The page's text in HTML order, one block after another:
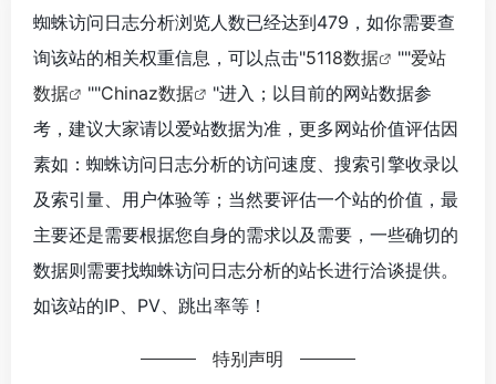
蜘蛛访问日志分析浏览人数已经达到479，如你需要查
询该站的相关权重信息，可以点击"5118数据 ""爱站
数据
""Chinaz数据
"进入；以目前的网站数据参
考，建议大家请以爱站数据为准，更多网站价值评估因
素如：蜘蛛访问日志分析的访问速度、搜索引擎收录以
及索引量、用户体验等；当然要评估一个站的价值，最
主要还是需要根据您自身的需求以及需要，一些确切的
数据则需要找蜘蛛访问日志分析的站长进行洽谈提供。
如该站的IP、PV、跳出率等！
特别声明